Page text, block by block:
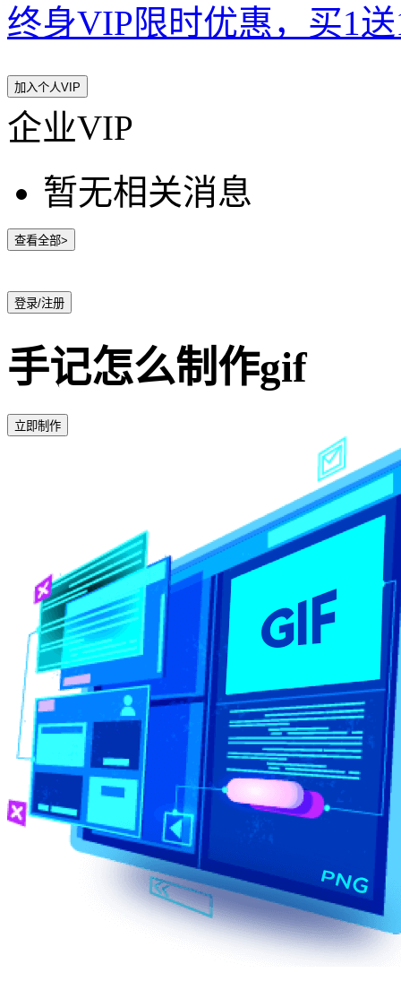
终身VIP限时优惠，买1
加入个人VIP
企业VIP
暂无相关消息
查看全部>
登录/注册
手记怎么制作gif
立即制作